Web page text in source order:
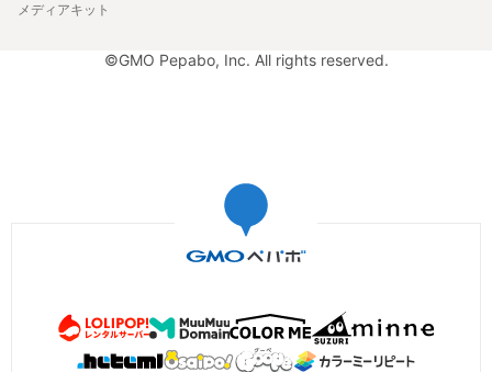
メディアキット
©GMO Pepabo, Inc. All rights reserved.